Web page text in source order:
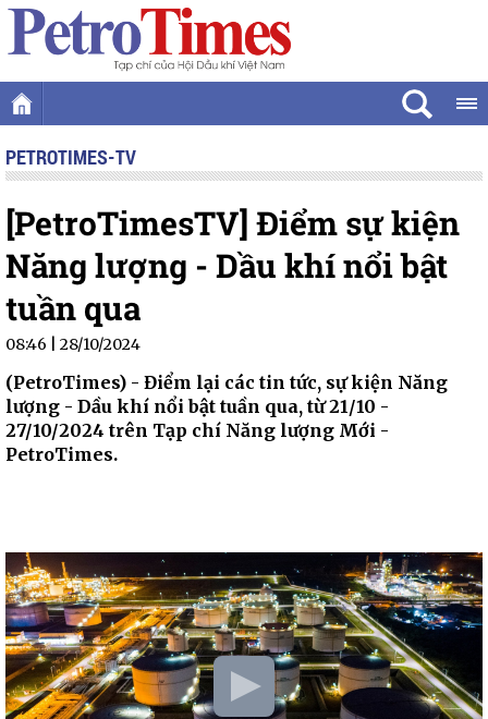
PETROTIMES-TV
[PetroTimesTV] Điểm sự kiện
Năng lượng - Dầu khí nổi bật
tuần qua
08:46 | 28/10/2024
(PetroTimes) - Điểm lại các tin tức, sự kiện Năng
lượng - Dầu khí nổi bật tuần qua, từ 21/10 -
27/10/2024 trên Tạp chí Năng lượng Mới -
PetroTimes.